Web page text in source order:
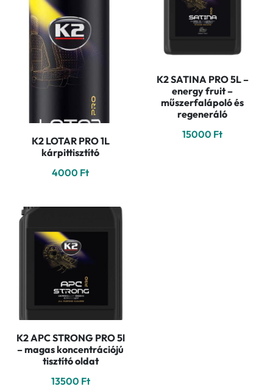
K2 LOTAR PRO 1L
kárpittisztító
4000 Ft
K2 SATINA PRO 5L –
energy fruit –
műszerfalápoló és
regeneráló
15000 Ft
K2 APC STRONG PRO 5l
– magas koncentrációjú
tisztító oldat
13500 Ft